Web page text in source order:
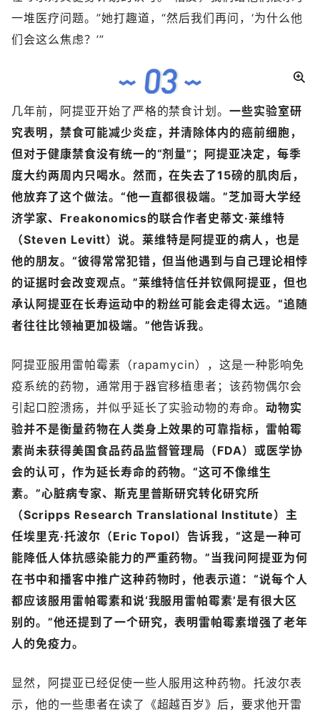
一堆医疗问题。”她打趣道，“然后我们再问，‘为什么他
们会这么焦虑？’”
几年前，阿提亚开始了严格的禁食计划。一些实验室研
究表明，禁食可能减少炎症，并清除体内的癌前细胞，
但对于健康禁食没有统一的“剂量”；阿提亚决定，每季
度大约两周内只喝水。然而，在失去了15磅的肌肉后，
他放弃了这个做法。“他一直都很极端。”芝加哥大学经
济学家、Freakonomics的联合作者史蒂文·莱维特
（Steven Levitt）说。莱维特是阿提亚的病人，也是
他的朋友。“彼得常常犯错，但当他遇到与自己理论相悖
的证据时会改变观点。”莱维特信任并钦佩阿提亚，但也
承认阿提亚在长寿运动中的粉丝可能会走得太远。“追随
者往往比领袖更加极端。”他告诉我。
阿提亚服用雷帕霉素（rapamycin），这是一种影响免
疫系统的药物，通常用于器官移植患者；该药物偶尔会
引起口腔溃疡，并似乎延长了实验动物的寿命。动物实
验并不是衡量药物在人类身上效果的可靠指标，雷帕霉
素尚未获得美国食品药品监督管理局（FDA）或医学协
会的认可，作为延长寿命的药物。“这可不像维生
素。”心脏病专家、斯克里普斯研究转化研究所
（Scripps Research Translational Institute）主
任埃里克·托波尔（Eric Topol）告诉我，“这是一种可
能降低人体抗感染能力的严重药物。”当我问阿提亚为何
在书中和播客中推广这种药物时，他表示道：“说每个人
都应该服用雷帕霉素和说‘我服用雷帕霉素’是有很大区
别的。”他还提到了一个研究，表明雷帕霉素增强了老年
人的免疫力。
显然，阿提亚已经促使一些人服用这种药物。托波尔表
示，他的一些患者在读了《超越百岁》后，要求他开雷